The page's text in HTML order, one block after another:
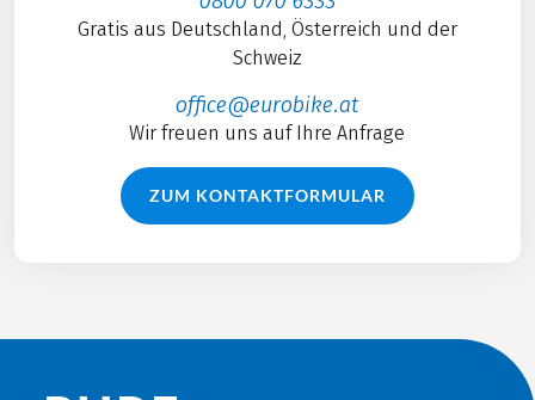
Gratis aus Deutschland, Österreich und der
Schweiz
office@eurobike.at
Wir freuen uns auf Ihre Anfrage
ZUM KONTAKTFORMULAR